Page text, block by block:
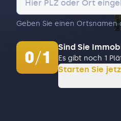
Geben Sie einen
0/1
Sind Sie
Es gibt noch 1
Starten Sie